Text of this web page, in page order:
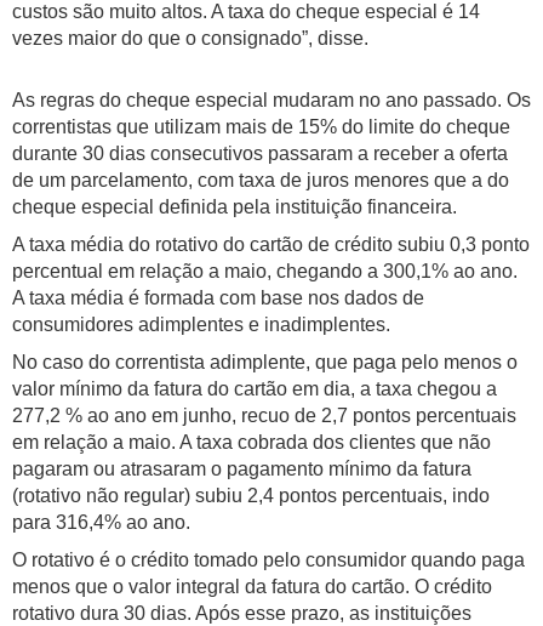
custos são muito altos. A taxa do cheque especial é 14
vezes maior do que o consignado”, disse.
As regras do cheque especial mudaram no ano passado. Os
correntistas que utilizam mais de 15% do limite do cheque
durante 30 dias consecutivos passaram a receber a oferta
de um parcelamento, com taxa de juros menores que a do
cheque especial definida pela instituição financeira.
A taxa média do rotativo do cartão de crédito subiu 0,3 ponto
percentual em relação a maio, chegando a 300,1% ao ano.
A taxa média é formada com base nos dados de
consumidores adimplentes e inadimplentes.
No caso do correntista adimplente, que paga pelo menos o
valor mínimo da fatura do cartão em dia, a taxa chegou a
277,2 % ao ano em junho, recuo de 2,7 pontos percentuais
em relação a maio. A taxa cobrada dos clientes que não
pagaram ou atrasaram o pagamento mínimo da fatura
(rotativo não regular) subiu 2,4 pontos percentuais, indo
para 316,4% ao ano.
O rotativo é o crédito tomado pelo consumidor quando paga
menos que o valor integral da fatura do cartão. O crédito
rotativo dura 30 dias. Após esse prazo, as instituições